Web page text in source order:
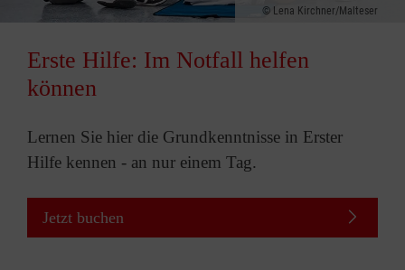
Lena Kirchner/Malteser
Erste Hilfe: Im Notfall helfen
können
Lernen Sie hier die Grundkenntnisse in Erster
Hilfe kennen - an nur einem Tag.
Jetzt buchen